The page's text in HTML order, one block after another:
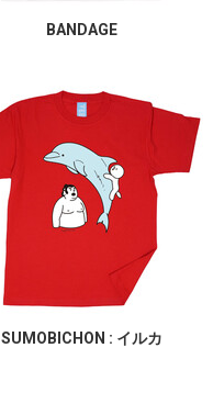
BANDAGE
SUMOBICHON : イルカ